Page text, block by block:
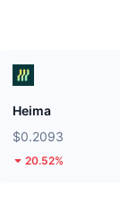
Heima
$0.2093
20.52%